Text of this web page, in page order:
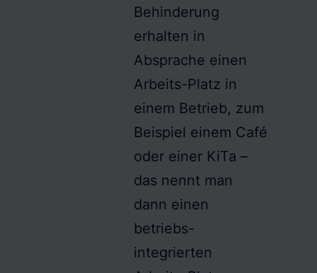
Behinderung
erhalten in
Absprache einen
Arbeits-Platz in
einem Betrieb, zum
Beispiel einem Café
oder einer KiTa –
das nennt man
dann einen
betriebs-
integrierten